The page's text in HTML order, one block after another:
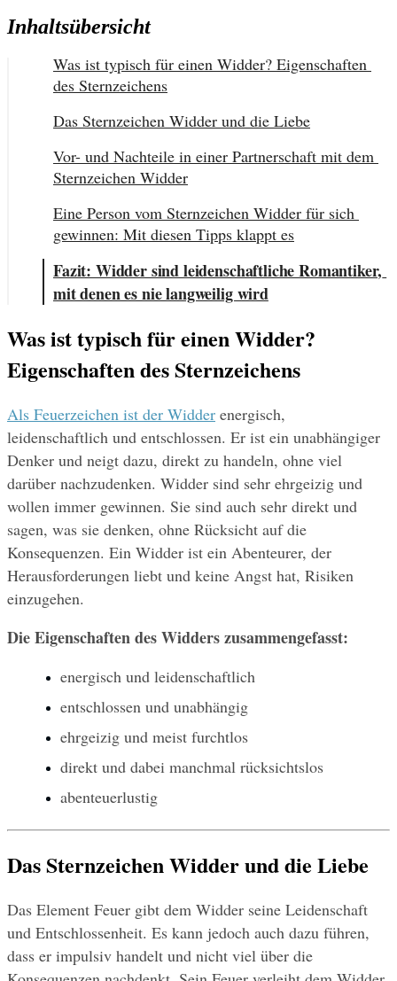
Inhaltsübersicht
Was ist typisch für einen Widder? Eigenschaften
des Sternzeichens
Das Sternzeichen Widder und die Liebe
Vor- und Nachteile in einer Partnerschaft mit dem
Sternzeichen Widder
Eine Person vom Sternzeichen Widder für sich
gewinnen: Mit diesen Tipps klappt es
Fazit: Widder sind leidenschaftliche Romantiker,
mit denen es nie langweilig wird
Was ist typisch für einen Widder?
Eigenschaften des Sternzeichens
Als Feuerzeichen ist der Widder energisch,
leidenschaftlich und entschlossen. Er ist ein unabhängiger
Denker und neigt dazu, direkt zu handeln, ohne viel
darüber nachzudenken. Widder sind sehr ehrgeizig und
wollen immer gewinnen. Sie sind auch sehr direkt und
sagen, was sie denken, ohne Rücksicht auf die
Konsequenzen. Ein Widder ist ein Abenteurer, der
Herausforderungen liebt und keine Angst hat, Risiken
einzugehen.
Die Eigenschaften des Widders zusammengefasst:
energisch und leidenschaftlich
entschlossen und unabhängig
ehrgeizig und meist furchtlos
direkt und dabei manchmal rücksichtslos
abenteuerlustig
Das Sternzeichen Widder und die Liebe
Das Element Feuer gibt dem Widder seine Leidenschaft
und Entschlossenheit. Es kann jedoch auch dazu führen,
dass er impulsiv handelt und nicht viel über die